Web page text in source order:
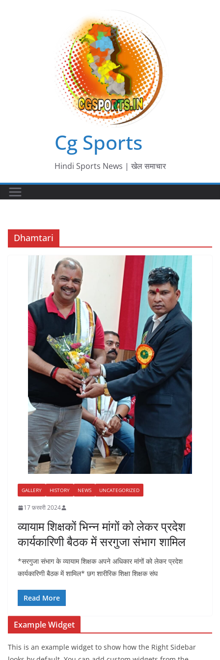
Cg Sports
Hindi Sports News | खेल समाचार
Dhamtari
GALLERY HISTORY NEWS UNCATEGORIZED
17 फ़रवरी 2024
व्यायाम शिक्षकों भिन्न मांगों को लेकर प्रदेश
कार्यकारिणी बैठक में सरगुजा संभाग शामिल
*सरगुजा संभाग के व्यायाम शिक्षक अपने अधिकार मांगों को लेकर प्रदेश
कार्यकारिणी बैठक में शामिल* छग शारीरिक शिक्षा शिक्षक संघ
Read More
Example Widget
This is an example widget to show how the Right Sidebar